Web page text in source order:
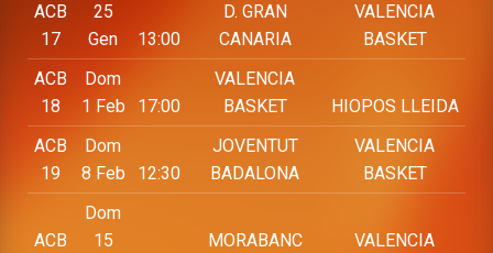
ACB
17
25
Gen
13:00
D. GRAN
CANARIA
VALENCIA
BASKET
ACB
18
Dom
1 Feb
17:00
VALENCIA
BASKET
HIOPOS LLEIDA
ACB
19
Dom
8 Feb
12:30
JOVENTUT
BADALONA
VALENCIA
BASKET
ACB
Dom
15
MORABANC
VALENCIA